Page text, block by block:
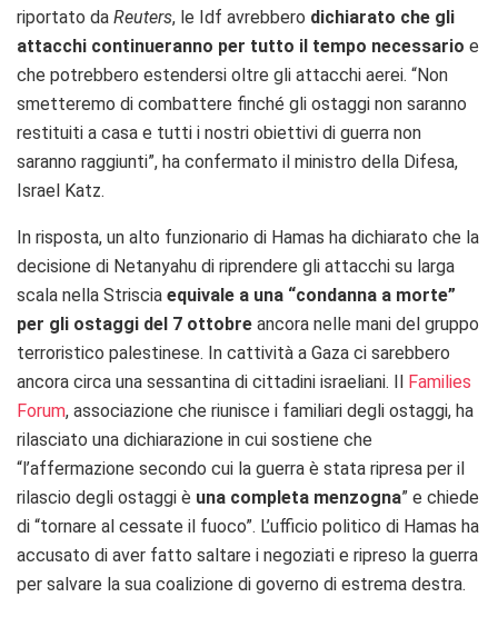
riportato da Reuters, le Idf avrebbero dichiarato che gli
attacchi continueranno per tutto il tempo necessario e
che potrebbero estendersi oltre gli attacchi aerei. “Non
smetteremo di combattere finché gli ostaggi non saranno
restituiti a casa e tutti i nostri obiettivi di guerra non
saranno raggiunti”, ha confermato il ministro della Difesa,
Israel Katz.
In risposta, un alto funzionario di Hamas ha dichiarato che la
decisione di Netanyahu di riprendere gli attacchi su larga
scala nella Striscia equivale a una “condanna a morte”
per gli ostaggi del 7 ottobre ancora nelle mani del gruppo
terroristico palestinese. In cattività a Gaza ci sarebbero
ancora circa una sessantina di cittadini israeliani. Il Families
Forum, associazione che riunisce i familiari degli ostaggi, ha
rilasciato una dichiarazione in cui sostiene che
“l’affermazione secondo cui la guerra è stata ripresa per il
rilascio degli ostaggi è una completa menzogna” e chiede
di “tornare al cessate il fuoco”. L’ufficio politico di Hamas ha
accusato di aver fatto saltare i negoziati e ripreso la guerra
per salvare la sua coalizione di governo di estrema destra.